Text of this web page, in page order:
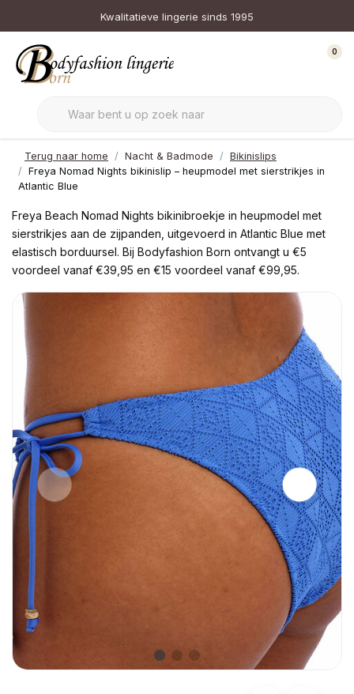
Kwalitatieve lingerie sinds 1995
0
Terug naar home Nacht & Badmode
Bikinislips
Freya Nomad Nights bikinislip – heupmodel met sierstrikjes in
Atlantic Blue
Freya Beach Nomad Nights bikinibroekje in heupmodel met
sierstrikjes aan de zijpanden, uitgevoerd in Atlantic Blue met
elastisch borduursel. Bij Bodyfashion Born ontvangt u €5
voordeel vanaf €39,95 en €15 voordeel vanaf €99,95.